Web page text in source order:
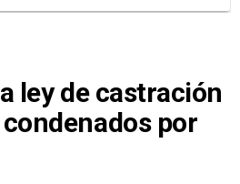
ley de castración
por